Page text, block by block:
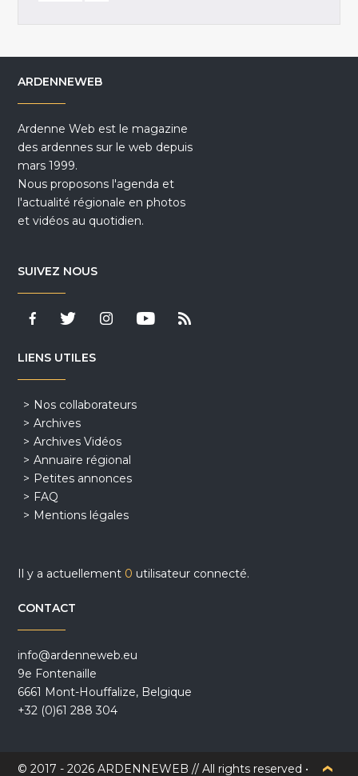
ARDENNEWEB
Ardenne Web est le magazine
des ardennes sur le web depuis
mars 1999.
Nous proposons l'agenda et
l'actualité régionale en photos
et vidéos au quotidien.
SUIVEZ NOUS
LIENS UTILES
Nos collaborateurs
Archives
Archives Vidéos
Annuaire régional
Petites annonces
FAQ
Mentions légales
Il y a actuellement 0 utilisateur connecté.
CONTACT
info@ardenneweb.eu
9e Fontenaille
6661 Mont-Houffalize, Belgique
+32 (0)61 288 304
© 2017 - 2026 ARDENNEWEB // All rights reserved •